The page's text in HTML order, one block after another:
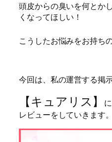
頭皮からの臭いを何と
くなってほしい！
こうしたお悩みをお持ち
今回は、私の運営する掲
【キュアリス】
レビューをしていきます。